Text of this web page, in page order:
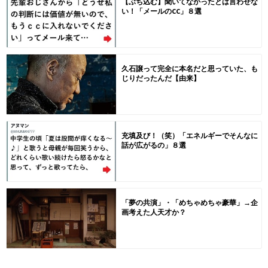
い！「メールのCC」８選
久石譲って完全に本名だと思っていた、も
じりだったんだ【由来】
充填及び！（笑）「エネルギーでそんなに
話が広がるの」８選
「夢の共演」・「めちゃめちゃ豪華」→企
画考えた人天才か？